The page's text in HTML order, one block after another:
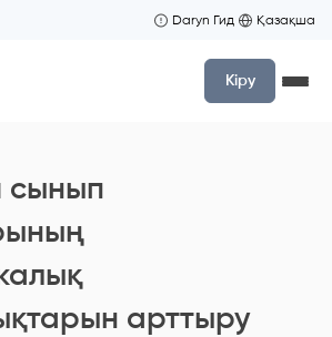
Daryn Гид Қазақша
Кіру
сынып
арттыру